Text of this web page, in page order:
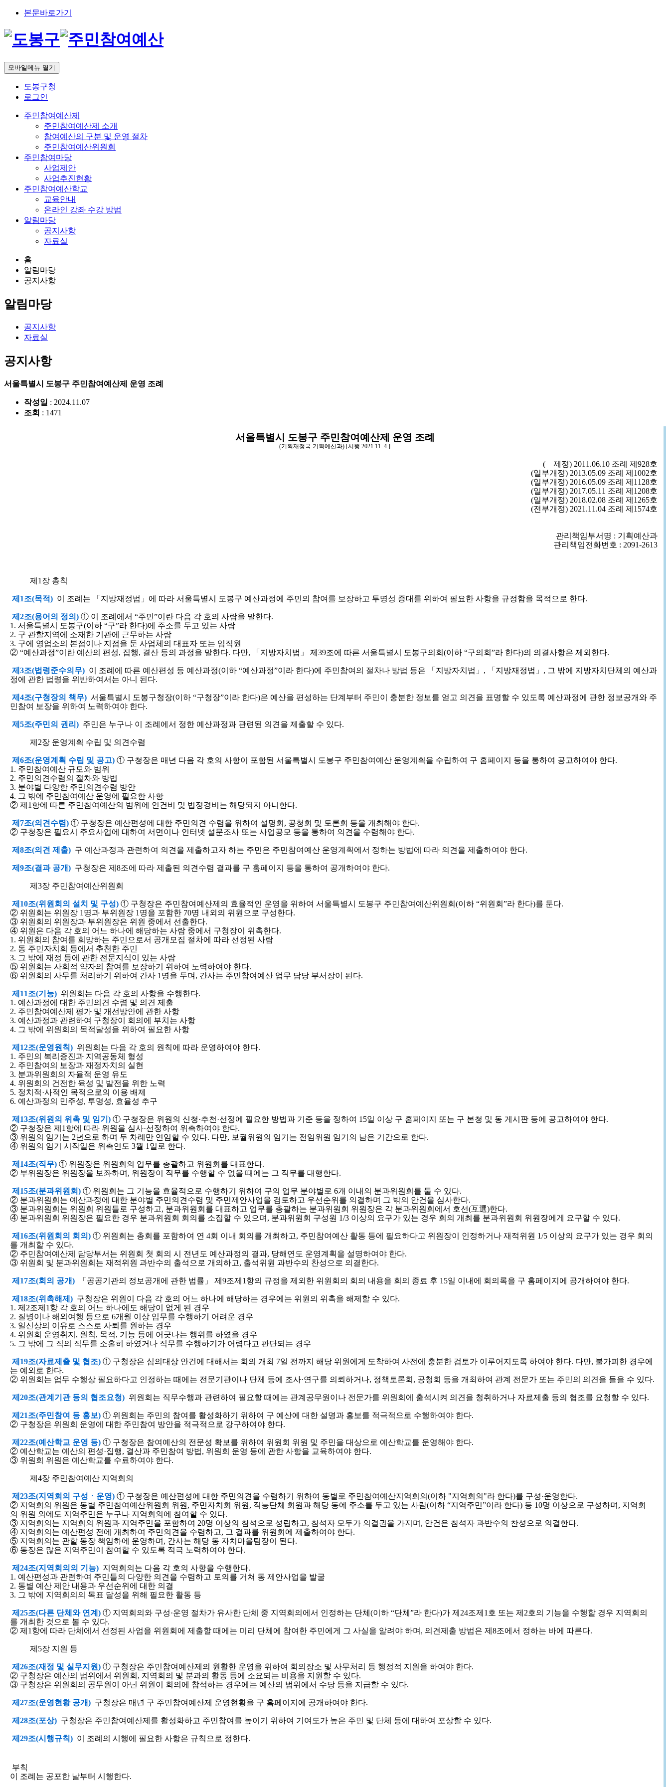
본문바로가기
모바일메뉴 열기
도봉구청
로그인
주민참여예산제
주민참여예산제 소개
참여예산의 구분 및 운영 절차
주민참여예산위원회
주민참여마당
사업제안
사업추진현황
주민참여예산학교
교육안내
온라인 강좌 수강 방법
알림마당
공지사항
자료실
홈
알림마당
공지사항
알림마당
공지사항
자료실
공지사항
서울특별시 도봉구 주민참여예산제 운영 조례
작성일 : 2024.11.07
조회 : 1471
서울특별시 도봉구 주민참여예산제 운영 조례
(기획재정국 기획예산과) [시행 2021.11. 4.]
( 제정) 2011.06.10 조례 제928호
(일부개정) 2013.05.09 조례 제1002호
(일부개정) 2016.05.09 조례 제1128호
(일부개정) 2017.05.11 조례 제1208호
(일부개정) 2018.02.08 조례 제1265호
(전부개정) 2021.11.04 조례 제1574호
관리책임부서명 : 기획예산과
관리책임전화번호 : 2091-2613
제1장 총칙
제1조(목적) 이 조례는 「지방재정법」에 따라 서울특별시 도봉구 예산과정에 주민의 참여를 보장하고 투명성 증대를 위하여 필요한 사항을 규정함을 목적으로 한다.
제2조(용어의 정의) ① 이 조례에서 “주민”이란 다음 각 호의 사람을 말한다.
1. 서울특별시 도봉구(이하 “구”라 한다)에 주소를 두고 있는 사람
2. 구 관할지역에 소재한 기관에 근무하는 사람
3. 구에 영업소의 본점이나 지점을 둔 사업체의 대표자 또는 임직원
② “예산과정”이란 예산의 편성, 집행, 결산 등의 과정을 말한다. 다만, 「지방자치법」 제39조에 따른 서울특별시 도봉구의회(이하 “구의회”라 한다)의 의결사항은 제외한다.
제3조(법령준수의무) 이 조례에 따른 예산편성 등 예산과정(이하 “예산과정”이라 한다)에 주민참여의 절차나 방법 등은 「지방자치법」, 「지방재정법」, 그 밖에 지방자치단체의 예산과
정에 관한 법령을 위반하여서는 아니 된다.
제4조(구청장의 책무) 서울특별시 도봉구청장(이하 “구청장”이라 한다)은 예산을 편성하는 단계부터 주민이 충분한 정보를 얻고 의견을 표명할 수 있도록 예산과정에 관한 정보공개와 주
민참여 보장을 위하여 노력하여야 한다.
제5조(주민의 권리) 주민은 누구나 이 조례에서 정한 예산과정과 관련된 의견을 제출할 수 있다.
제2장 운영계획 수립 및 의견수렴
제6조(운영계획 수립 및 공고) ① 구청장은 매년 다음 각 호의 사항이 포함된 서울특별시 도봉구 주민참여예산 운영계획을 수립하여 구 홈페이지 등을 통하여 공고하여야 한다.
1. 주민참여예산 규모와 범위
2. 주민의견수렴의 절차와 방법
3. 분야별 다양한 주민의견수렴 방안
4. 그 밖에 주민참여예산 운영에 필요한 사항
② 제1항에 따른 주민참여예산의 범위에 인건비 및 법정경비는 해당되지 아니한다.
제7조(의견수렴) ① 구청장은 예산편성에 대한 주민의견 수렴을 위하여 설명회, 공청회 및 토론회 등을 개최해야 한다.
② 구청장은 필요시 주요사업에 대하여 서면이나 인터넷 설문조사 또는 사업공모 등을 통하여 의견을 수렴해야 한다.
제8조(의견 제출) 구 예산과정과 관련하여 의견을 제출하고자 하는 주민은 주민참여예산 운영계획에서 정하는 방법에 따라 의견을 제출하여야 한다.
제9조(결과 공개) 구청장은 제8조에 따라 제출된 의견수렴 결과를 구 홈페이지 등을 통하여 공개하여야 한다.
제3장 주민참여예산위원회
제10조(위원회의 설치 및 구성) ① 구청장은 주민참여예산제의 효율적인 운영을 위하여 서울특별시 도봉구 주민참여예산위원회(이하 “위원회”라 한다)를 둔다.
② 위원회는 위원장 1명과 부위원장 1명을 포함한 70명 내외의 위원으로 구성한다.
③ 위원회의 위원장과 부위원장은 위원 중에서 선출한다.
④ 위원은 다음 각 호의 어느 하나에 해당하는 사람 중에서 구청장이 위촉한다.
1. 위원회의 참여를 희망하는 주민으로서 공개모집 절차에 따라 선정된 사람
2. 동 주민자치회 등에서 추천한 주민
3. 그 밖에 재정 등에 관한 전문지식이 있는 사람
⑤ 위원회는 사회적 약자의 참여를 보장하기 위하여 노력하여야 한다.
⑥ 위원회의 사무를 처리하기 위하여 간사 1명을 두며, 간사는 주민참여예산 업무 담당 부서장이 된다.
제11조(기능) 위원회는 다음 각 호의 사항을 수행한다.
1. 예산과정에 대한 주민의견 수렴 및 의견 제출
2. 주민참여예산제 평가 및 개선방안에 관한 사항
3. 예산과정과 관련하여 구청장이 회의에 부치는 사항
4. 그 밖에 위원회의 목적달성을 위하여 필요한 사항
제12조(운영원칙) 위원회는 다음 각 호의 원칙에 따라 운영하여야 한다.
1. 주민의 복리증진과 지역공동체 형성
2. 주민참여의 보장과 재정자치의 실현
3. 분과위원회의 자율적 운영 유도
4. 위원회의 건전한 육성 및 발전을 위한 노력
5. 정치적·사적인 목적으로의 이용 배제
6. 예산과정의 민주성, 투명성, 효율성 추구
제13조(위원의 위촉 및 임기) ① 구청장은 위원의 신청·추천·선정에 필요한 방법과 기준 등을 정하여 15일 이상 구 홈페이지 또는 구 본청 및 동 게시판 등에 공고하여야 한다.
② 구청장은 제1항에 따라 위원을 심사·선정하여 위촉하여야 한다.
③ 위원의 임기는 2년으로 하며 두 차례만 연임할 수 있다. 다만, 보궐위원의 임기는 전임위원 임기의 남은 기간으로 한다.
④ 위원의 임기 시작일은 위촉연도 3월 1일로 한다.
제14조(직무) ① 위원장은 위원회의 업무를 총괄하고 위원회를 대표한다.
② 부위원장은 위원장을 보좌하며, 위원장이 직무를 수행할 수 없을 때에는 그 직무를 대행한다.
제15조(분과위원회) ① 위원회는 그 기능을 효율적으로 수행하기 위하여 구의 업무 분야별로 6개 이내의 분과위원회를 둘 수 있다.
② 분과위원회는 예산과정에 대한 분야별 주민의견수렴 및 주민제안사업을 검토하고 우선순위를 의결하며 그 밖의 안건을 심사한다.
③ 분과위원회는 위원회 위원들로 구성하고, 분과위원회를 대표하고 업무를 총괄하는 분과위원회 위원장은 각 분과위원회에서 호선(互選)한다.
④ 분과위원회 위원장은 필요한 경우 분과위원회 회의를 소집할 수 있으며, 분과위원회 구성원 1/3 이상의 요구가 있는 경우 회의 개최를 분과위원회 위원장에게 요구할 수 있다.
제16조(위원회의 회의) ① 위원회는 총회를 포함하여 연 4회 이내 회의를 개최하고, 주민참여예산 활동 등에 필요하다고 위원장이 인정하거나 재적위원 1/5 이상의 요구가 있는 경우 회의
를 개최할 수 있다.
② 주민참여예산제 담당부서는 위원회 첫 회의 시 전년도 예산과정의 결과, 당해연도 운영계획을 설명하여야 한다.
③ 위원회 및 분과위원회는 재적위원 과반수의 출석으로 개의하고, 출석위원 과반수의 찬성으로 의결한다.
제17조(회의 공개) 「공공기관의 정보공개에 관한 법률」 제9조제1항의 규정을 제외한 위원회의 회의 내용을 회의 종료 후 15일 이내에 회의록을 구 홈페이지에 공개하여야 한다.
제18조(위촉해제) 구청장은 위원이 다음 각 호의 어느 하나에 해당하는 경우에는 위원의 위촉을 해제할 수 있다.
1. 제2조제1항 각 호의 어느 하나에도 해당이 없게 된 경우
2. 질병이나 해외여행 등으로 6개월 이상 임무를 수행하기 어려운 경우
3. 일신상의 이유로 스스로 사퇴를 원하는 경우
4. 위원회 운영취지, 원칙, 목적, 기능 등에 어긋나는 행위를 하였을 경우
5. 그 밖에 그 직의 직무를 소홀히 하였거나 직무를 수행하기가 어렵다고 판단되는 경우
제19조(자료제출 및 협조) ① 구청장은 심의대상 안건에 대해서는 회의 개최 7일 전까지 해당 위원에게 도착하여 사전에 충분한 검토가 이루어지도록 하여야 한다. 다만, 불가피한 경우에
는 예외로 한다.
② 위원회는 업무 수행상 필요하다고 인정하는 때에는 전문기관이나 단체 등에 조사·연구를 의뢰하거나, 정책토론회, 공청회 등을 개최하여 관계 전문가 또는 주민의 의견을 들을 수 있다.
제20조(관계기관 등의 협조요청) 위원회는 직무수행과 관련하여 필요할 때에는 관계공무원이나 전문가를 위원회에 출석시켜 의견을 청취하거나 자료제출 등의 협조를 요청할 수 있다.
제21조(주민참여 등 홍보) ① 위원회는 주민의 참여를 활성화하기 위하여 구 예산에 대한 설명과 홍보를 적극적으로 수행하여야 한다.
② 구청장은 위원회 운영에 대한 주민참여 방안을 적극적으로 강구하여야 한다.
제22조(예산학교 운영 등) ① 구청장은 참여예산의 전문성 확보를 위하여 위원회 위원 및 주민을 대상으로 예산학교를 운영해야 한다.
② 예산학교는 예산의 편성·집행, 결산과 주민참여 방법, 위원회 운영 등에 관한 사항을 교육하여야 한다.
③ 위원회 위원은 예산학교를 수료하여야 한다.
제4장 주민참여예산 지역회의
제23조(지역회의 구성ㆍ운영) ① 구청장은 예산편성에 대한 주민의견을 수렴하기 위하여 동별로 주민참여예산지역회의(이하 "지역회의"라 한다)를 구성·운영한다.
② 지역회의 위원은 동별 주민참여예산위원회 위원, 주민자치회 위원, 직능단체 회원과 해당 동에 주소를 두고 있는 사람(이하 “지역주민”이라 한다) 등 10명 이상으로 구성하며, 지역회
의 위원 외에도 지역주민은 누구나 지역회의에 참여할 수 있다.
③ 지역회의는 지역회의 위원과 지역주민을 포함하여 20명 이상의 참석으로 성립하고, 참석자 모두가 의결권을 가지며, 안건은 참석자 과반수의 찬성으로 의결한다.
④ 지역회의는 예산편성 전에 개최하여 주민의견을 수렴하고, 그 결과를 위원회에 제출하여야 한다.
⑤ 지역회의는 관할 동장 책임하에 운영하며, 간사는 해당 동 자치마을팀장이 된다.
⑥ 동장은 많은 지역주민이 참여할 수 있도록 적극 노력하여야 한다.
제24조(지역회의의 기능) 지역회의는 다음 각 호의 사항을 수행한다.
1. 예산편성과 관련하여 주민들의 다양한 의견을 수렴하고 토의를 거쳐 동 제안사업을 발굴
2. 동별 예산 제안 내용과 우선순위에 대한 의결
3. 그 밖에 지역회의의 목표 달성을 위해 필요한 활동 등
제25조(다른 단체와 연계) ① 지역회의와 구성·운영 절차가 유사한 단체 중 지역회의에서 인정하는 단체(이하 “단체”라 한다)가 제24조제1호 또는 제2호의 기능을 수행할 경우 지역회의
를 개최한 것으로 볼 수 있다.
② 제1항에 따라 단체에서 선정된 사업을 위원회에 제출할 때에는 미리 단체에 참여한 주민에게 그 사실을 알려야 하며, 의견제출 방법은 제8조에서 정하는 바에 따른다.
제5장 지원 등
제26조(재정 및 실무지원) ① 구청장은 주민참여예산제의 원활한 운영을 위하여 회의장소 및 사무처리 등 행정적 지원을 하여야 한다.
② 구청장은 예산의 범위에서 위원회, 지역회의 및 분과의 활동 등에 소요되는 비용을 지원할 수 있다.
③ 구청장은 위원회의 공무원이 아닌 위원이 회의에 참석하는 경우에는 예산의 범위에서 수당 등을 지급할 수 있다.
제27조(운영현황 공개) 구청장은 매년 구 주민참여예산제 운영현황을 구 홈페이지에 공개하여야 한다.
제28조(포상) 구청장은 주민참여예산제를 활성화하고 주민참여를 높이기 위하여 기여도가 높은 주민 및 단체 등에 대하여 포상할 수 있다.
제29조(시행규칙) 이 조례의 시행에 필요한 사항은 규칙으로 정한다.
부칙
이 조례는 공포한 날부터 시행한다.